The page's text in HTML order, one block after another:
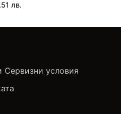
лв.
Сервизни условия